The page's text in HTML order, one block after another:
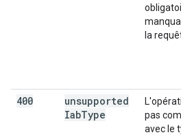
la
400
unsupported
IabType
pas
avec le